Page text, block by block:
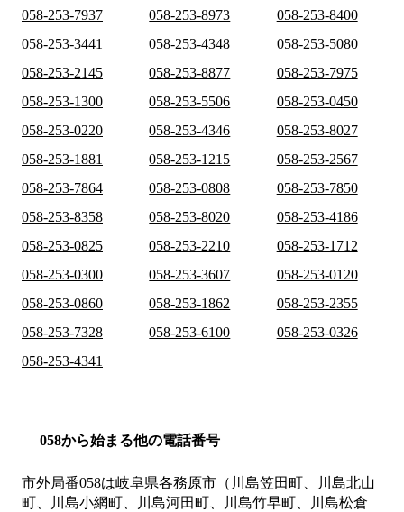
058-253-7937
058-253-8973
058-253-8400
058-253-3441
058-253-4348
058-253-5080
058-253-2145
058-253-8877
058-253-7975
058-253-1300
058-253-5506
058-253-0450
058-253-0220
058-253-4346
058-253-8027
058-253-1881
058-253-1215
058-253-2567
058-253-7864
058-253-0808
058-253-7850
058-253-8358
058-253-8020
058-253-4186
058-253-0825
058-253-2210
058-253-1712
058-253-0300
058-253-3607
058-253-0120
058-253-0860
058-253-1862
058-253-2355
058-253-7328
058-253-6100
058-253-0326
058-253-4341
058から始まる他の電話番号
市外局番058は岐阜県各務原市（川島笠田町、川島北山
町、川島小網町、川島河田町、川島竹早町、川島松倉